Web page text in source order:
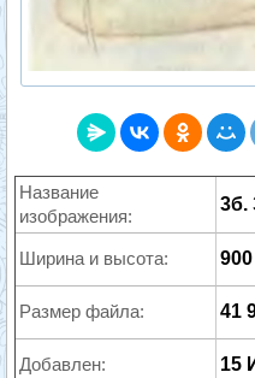
Название
изображения:
3б.
Ширина и высота:
Размер файла: 41
Добавлен: 15